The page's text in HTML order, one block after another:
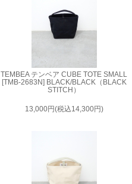
TEMBEA テンベア CUBE TOTE SMALL
[TMB-2683N] BLACK/BLACK（BLACK
STITCH）
13,000円(税込14,300円)